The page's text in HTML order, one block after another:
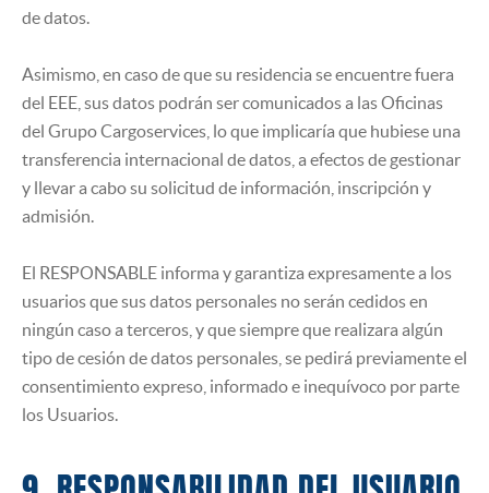
de datos.
Asimismo, en caso de que su residencia se encuentre fuera
del EEE, sus datos podrán ser comunicados a las Oficinas
del Grupo Cargoservices, lo que implicaría que hubiese una
transferencia internacional de datos, a efectos de gestionar
y llevar a cabo su solicitud de información, inscripción y
admisión.
El RESPONSABLE informa y garantiza expresamente a los
usuarios que sus datos personales no serán cedidos en
ningún caso a terceros, y que siempre que realizara algún
tipo de cesión de datos personales, se pedirá previamente el
consentimiento expreso, informado e inequívoco por parte
los Usuarios.